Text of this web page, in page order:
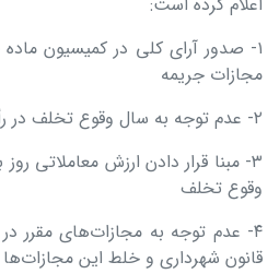
مجازات جریمه
۲- عدم توجه به سال وقوع تخلف در رأی به جریمه
۳- مبنا قرار دادن ارزش معاملاتی
وقوع تخلف
قانون شهرداری و خلط این مجازات‌ها